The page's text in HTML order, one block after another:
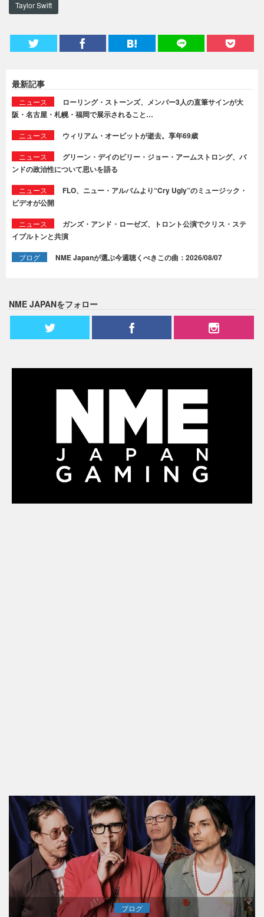
Taylor Swift
最新記事
ニュース
ローリング・ストーンズ、メンバー3人の直筆サインが大
阪・名古屋・札幌・福岡で展示されること…
ニュース ウィリアム・オービットが逝去。享年69歳
ニュース
グリーン・デイのビリー・ジョー・アームストロング、バ
ンドの政治性について思いを語る
ニュース
FLO、ニュー・アルバムより“Cry Ugly”のミュージック・
ビデオが公開
ニュース
ガンズ・アンド・ローゼズ、トロント公演でクリス・ステ
イプルトンと共演
ブログ NME Japanが選ぶ今週聴くべきこの曲：2026/08/07
NME JAPANをフォロー
ブログ